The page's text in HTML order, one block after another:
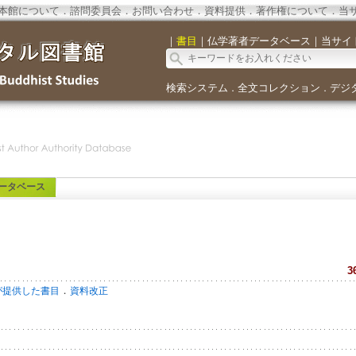
館について．諮問委員会． お問い合わせ． 資料提供．著作権について．当
｜ 書目 ｜ 仏学著者データベース ｜ 当サイ
検索システム ． 全文コレクション ． デジ
タベース
供した書目 ． 資料改正